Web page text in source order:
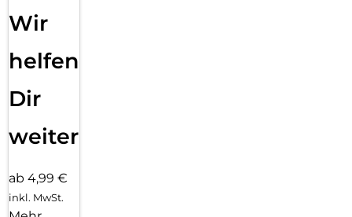
Wir
helfen
Dir
weiter
ab 4,99 €
inkl. MwSt.